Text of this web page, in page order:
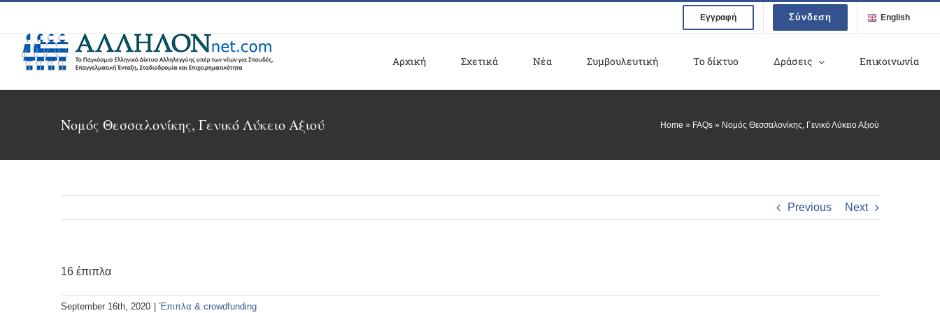
content
Εγγραφή Σύνδεση English
Αρχική Σχετικά Νέα Συμβουλευτική Το δίκτυο Δράσεις Επικοινωνία
Νομός Θεσσαλονίκης, Γενικό Λύκειο Αξιού Home » FAQs » Νομός Θεσσαλονίκης, Γενικό Λύκειο Αξιού
Previous Next
16 έπιπλα
September 16th, 2020 Έπιπλα & crowdfunding